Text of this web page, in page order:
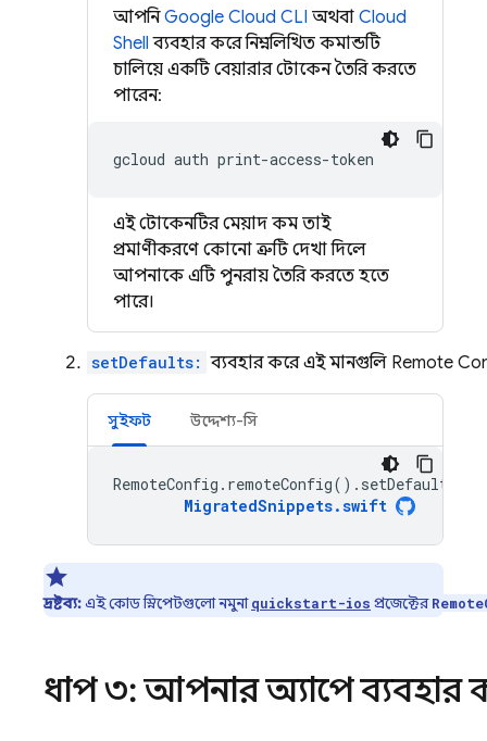
আপনিGoogle Cloud CLI অথবা Cloud
Shell ব্যবহার করে নিম্নলিখিত কমান্ডটি
চালিয়ে একটি বেয়ারার টোকেন তৈরি করতে
পারেন:
gcloud auth
এই টোকেনটির মেয়াদ কম, তাই
প্রমাণীকরণে কোনো ত্রুটি দেখা দিলে
আপনাকে এটি পুনরায় তৈরি করতে হতে
পারে।
setDefaults: ব্যবহার করে এই মানগুলি Remote
সুইফট উদ্দেশ্য-সি
RemoteConfig . remoteConfig(). setDefaults
MigratedSnippets.swift
দ্রষ্টব্য:এই কোড স্নিপেটগুলো নমুনাquickstart-ios প্রজেক্টের
ধাপ ৩: আপনার অ্যাপে ব্যবহার